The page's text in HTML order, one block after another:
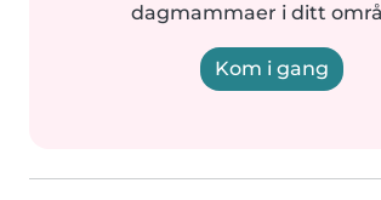
dagmammaer i ditt
Kom i gang